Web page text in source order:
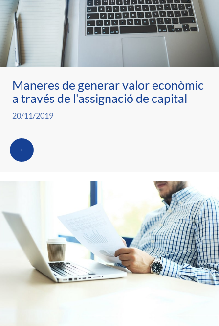
Maneres de generar valor econòmic
a través de l'assignació de capital
20/11/2019
+